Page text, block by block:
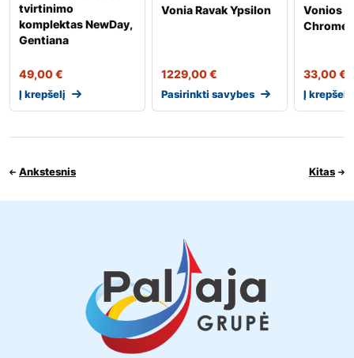
tvirtinimo
komplektas NewDay,
Gentiana
49,00€
Į krepšelį
Vonia Ravak Ypsilon
1229,00€
Pasirinkti savybes
Vonios
Chrome
33,00€
Į krepšelį
Ankstesnis Kitas